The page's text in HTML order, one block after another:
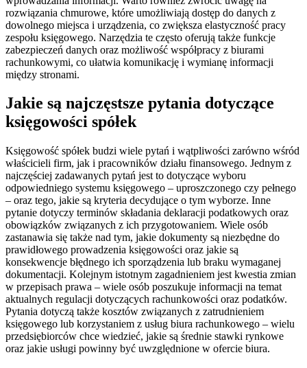
rozwiązania chmurowe, które umożliwiają dostęp do danych z
dowolnego miejsca i urządzenia, co zwiększa elastyczność pracy
zespołu księgowego. Narzędzia te często oferują także funkcje
zabezpieczeń danych oraz możliwość współpracy z biurami
rachunkowymi, co ułatwia komunikację i wymianę informacji
między stronami.
Jakie są najczęstsze pytania dotyczące
księgowości spółek
Księgowość spółek budzi wiele pytań i wątpliwości zarówno wśród
właścicieli firm, jak i pracowników działu finansowego. Jednym z
najczęściej zadawanych pytań jest to dotyczące wyboru
odpowiedniego systemu księgowego – uproszczonego czy pełnego
– oraz tego, jakie są kryteria decydujące o tym wyborze. Inne
pytanie dotyczy terminów składania deklaracji podatkowych oraz
obowiązków związanych z ich przygotowaniem. Wiele osób
zastanawia się także nad tym, jakie dokumenty są niezbędne do
prawidłowego prowadzenia księgowości oraz jakie są
konsekwencje błędnego ich sporządzenia lub braku wymaganej
dokumentacji. Kolejnym istotnym zagadnieniem jest kwestia zmian
w przepisach prawa – wiele osób poszukuje informacji na temat
aktualnych regulacji dotyczących rachunkowości oraz podatków.
Pytania dotyczą także kosztów związanych z zatrudnieniem
księgowego lub korzystaniem z usług biura rachunkowego – wielu
przedsiębiorców chce wiedzieć, jakie są średnie stawki rynkowe
oraz jakie usługi powinny być uwzględnione w ofercie biura.